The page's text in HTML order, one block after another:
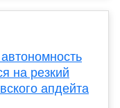
на резкий
апдейта